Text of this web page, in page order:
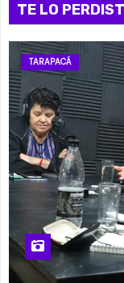
TE LO
TARAPACÁ